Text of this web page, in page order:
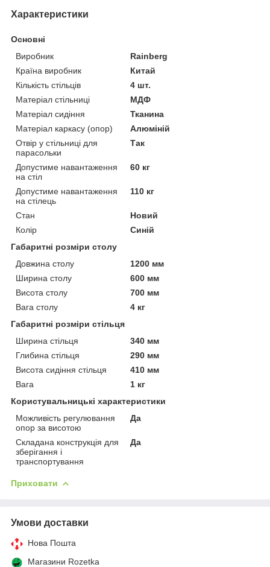
Характеристики
Основні
Виробник
Rainberg
Країна виробник
Китай
Кількість стільців
4 шт.
Матеріал стільниці
МДФ
Матеріал сидіння
Тканина
Матеріал каркасу (опор)
Алюміній
Отвір у стільниці для
парасольки
Так
Допустиме навантаження
на стіл
60 кг
Допустиме навантаження
на стілець
110 кг
Стан
Новий
Колір
Синій
Габаритні розміри столу
Довжина столу
1200 мм
Ширина столу
600 мм
Висота столу
700 мм
Вага столу
4 кг
Габаритні розміри стільця
Ширина стільця
340 мм
Глибина стільця
290 мм
Висота сидіння стільця
410 мм
Вага
1 кг
Користувальницькі характеристики
Можливість регулювання
опор за висотою
Да
Складана конструкція для
зберігання і
транспортування
Да
Приховати
Умови доставки
Нова Пошта
Магазини Rozetka